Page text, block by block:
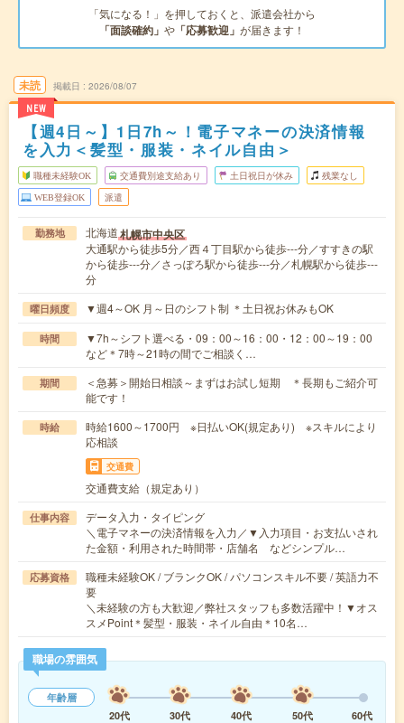
「気になる！」を押しておくと、派遣会社から
「面談確約」 や 「応募歓迎」 が届きます！
未読
NEW
掲載日 2026/08/07
【週4日～】1日7h～！電子マネーの決済情報
を入力＜髪型・服装・ネイル自由＞
職種未経験OK 交通費別途支給あり 土日祝日が休み 残業なし
WEB登録OK 派遣
勤務地 北海道札幌市中央区
大通駅から徒歩5分／西４丁目駅から徒歩---分／すすきの駅
から徒歩---分／さっぽろ駅から徒歩---分／札幌駅から徒歩---
分
曜日頻度 ▼週4～OK 月～日のシフト制 ＊土日祝お休みもOK
時間
▼7h～シフト選べる・09：00～16：00・12：00～19：00
など＊7時～21時の間でご相談く…
期間
＜急募＞開始日相談～まずはお試し短期 ＊長期もご紹介可
能です！
時給
時給1600～1700円 ※日払いOK(規定あり) ※スキルにより
応相談
交通費
交通費支給（規定あり）
仕事内容
データ入力・タイピング
＼電子マネーの決済情報を入力／▼入力項目・お支払いされ
た金額・利用された時間帯・店舗名 などシンプル…
応募資格
職種未経験OK / ブランクOK / パソコンスキル不要 / 英語力不
要
＼未経験の方も大歓迎／弊社スタッフも多数活躍中！▼オス
スメPoint＊髪型・服装・ネイル自由＊10名…
職場の雰囲気
年齢層
20代
30代 40代 50代
60代